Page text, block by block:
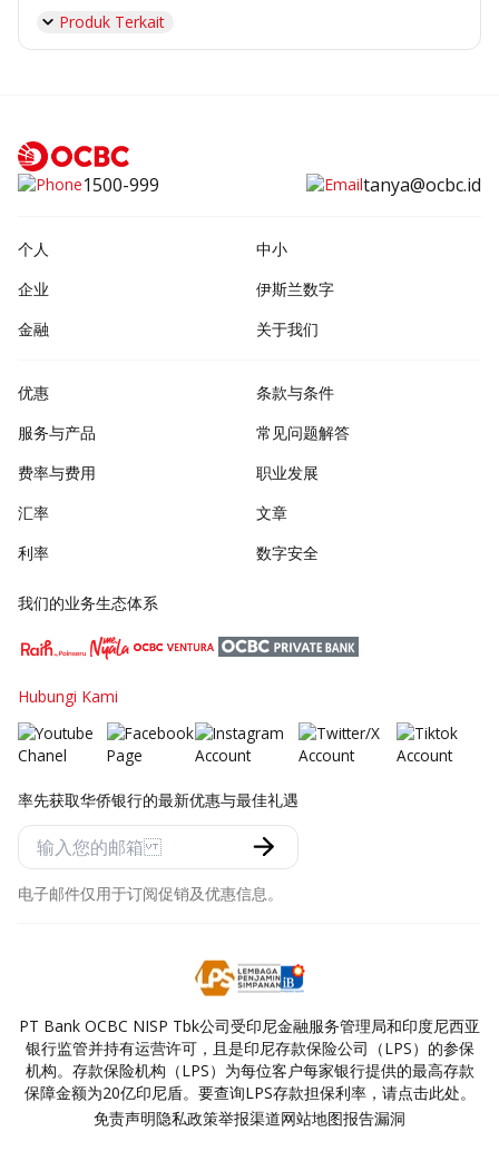
Produk Terkait
1500-999 tanya@ocbc.id
个人
中小
企业
伊斯兰数字
金融
关于我们
优惠
服务与产品
费率与费用
汇率
利率
条款与条件
常见问题解答
职业发展
文章
数字安全
我们的业务生态体系
Hubungi Kami
率先获取华侨银行的最新优惠与最佳礼遇
电子邮件仅用于订阅促销及优惠信息。
PT Bank OCBC NISP Tbk公司受印尼金融服务管理局和印度尼西亚
银行监管并持有运营许可，且是印尼存款保险公司（LPS）的参保
机构。存款保险机构（LPS）为每位客户每家银行提供的最高存款
保障金额为20亿印尼盾。要查询LPS存款担保利率，请点击此处。
免责声明隐私政策举报渠道网站地图报告漏洞